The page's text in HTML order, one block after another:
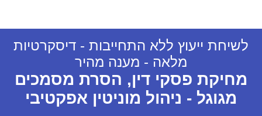
לשיחת ייעוץ ללא התחייבות - דיסקרטיות
מלאה - מענה מהיר
מחיקת פסקי דין, הסרת מסמכים
מגוגל - ניהול מוניטין אפקטיבי